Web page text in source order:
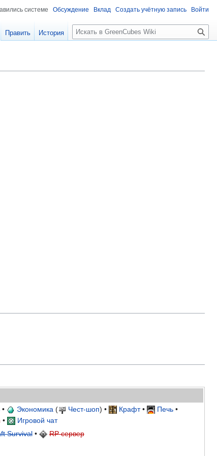
• Экономика ( Чест-шоп) • Крафт• Печь•
•
Игровой чат
Survival•
RP сервер
системе Обсуждение Вклад Создать учётную запись Войти
Править История
Поиск